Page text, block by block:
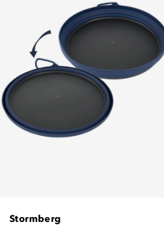
Stormberg